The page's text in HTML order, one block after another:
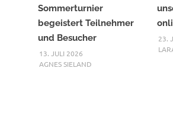
Sommerturnier
begeistert Teilnehmer
und Besucher
13. JULI 2026
AGNES SIELAND
23.